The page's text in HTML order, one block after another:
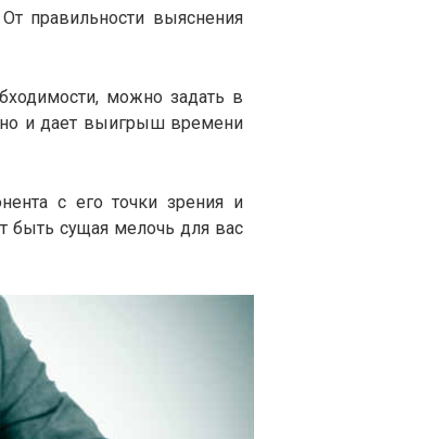
правильности выяснения
можно задать в
и дает выигрыш времени
с его точки зрения и
быть сущая мелочь для вас